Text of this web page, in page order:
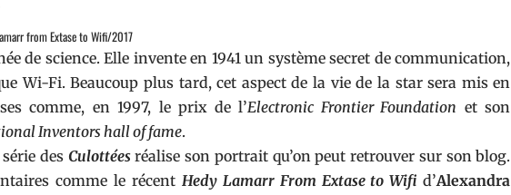
from Extase to Wifi/2017
de science. Elle invente en 1941 un système secret de communication,
Wi-Fi. Beaucoup plus tard, cet aspect de la vie de la star sera mis en
comme, en 1997, le prix de l’Electronic Frontier Foundation et son
Inventors hall of fame.
des Culottées réalise son portrait qu’on peut retrouver sur son blog.
comme le récent Hedy Lamarr From Extase to Wifi d’Alexandra